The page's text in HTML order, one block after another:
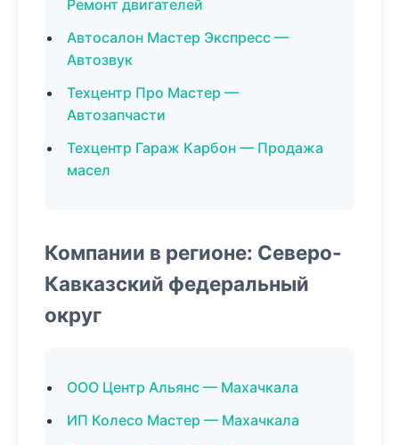
Ремонт двигателей
Автосалон Мастер Экспресс —
Автозвук
Техцентр Про Мастер —
Автозапчасти
Техцентр Гараж Карбон — Продажа
масел
Компании в регионе: Северо-
Кавказский федеральный
округ
ООО Центр Альянс — Махачкала
ИП Колесо Мастер — Махачкала